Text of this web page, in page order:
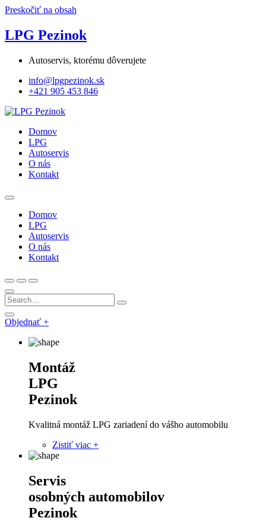
Preskočiť na obsah
LPG Pezinok
Autoservis, ktorému dôverujete
info@lpgpezinok.sk
+421 905 453 846
Domov
LPG
Autoservis
O nás
Kontakt
Domov
LPG
Autoservis
O nás
Kontakt
Objednať +
Montáž
LPG
Pezinok
Kvalitná montáž LPG zariadení do vášho automobilu
Zistiť viac +
Servis
osobných automobilov
Pezinok